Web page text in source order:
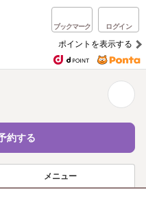
ブックマーク ログイン
ポイントを表示する
約する
メニュー